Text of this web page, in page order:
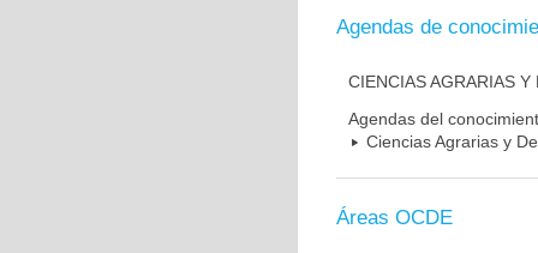
Agendas de
CIENCIAS AGRARIAS
Agendas del
Ciencias Agrarias y
Áreas OCDE